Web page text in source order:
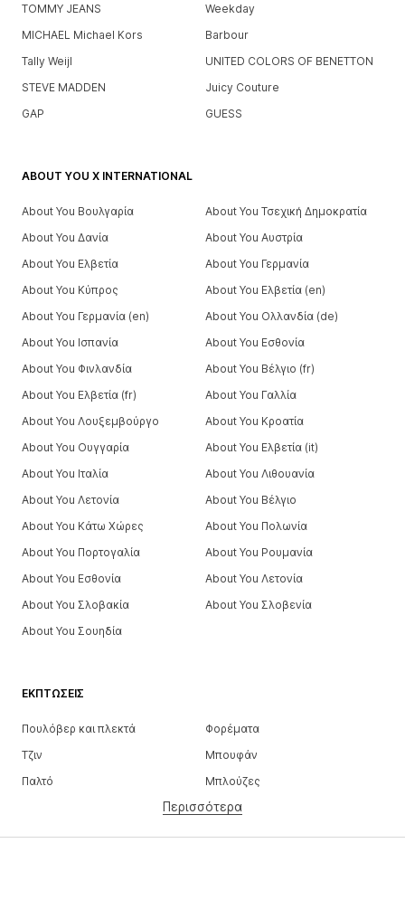
TOMMY JEANS
Weekday
MICHAEL Michael Kors
Barbour
Tally Weijl
UNITED COLORS OF BENETTON
STEVE MADDEN
Juicy Couture
GAP
GUESS
ΕΚΠΤΏΣΕΙΣ
Πουλόβερ και πλεκτά
Φορέματα
Τζιν
Μπουφάν
Παλτό
Μπλούζες
Εσώρουχα
Περισσότερα
ABOUT YOU X INTERNATIONAL
About You Βουλγαρία
About You Τσεχική Δημοκρατία
About You Δανία
About You Αυστρία
About You Ελβετία
About You Γερμανία
About You Κύπρος
About You Ελβετία (en)
About You Γερμανία (en)
About You Ολλανδία (de)
About You Ισπανία
About You Εσθονία
About You Φινλανδία
About You Βέλγιο (fr)
About You Ελβετία (fr)
About You Γαλλία
About You Λουξεμβούργο
About You Κροατία
About You Ουγγαρία
About You Ελβετία (it)
About You Ιταλία
About You Λιθουανία
About You Λετονία
About You Βέλγιο
About You Κάτω Χώρες
About You Πολωνία
About You Πορτογαλία
About You Ρουμανία
About You Εσθονία
About You Λετονία
About You Σλοβακία
About You Σλοβενία
About You Σουηδία